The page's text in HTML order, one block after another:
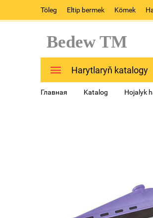
Töleg Eltip bermek Kömek
Bedew TM
Harytlaryň katalogy
Главная Katalog Hojalyk